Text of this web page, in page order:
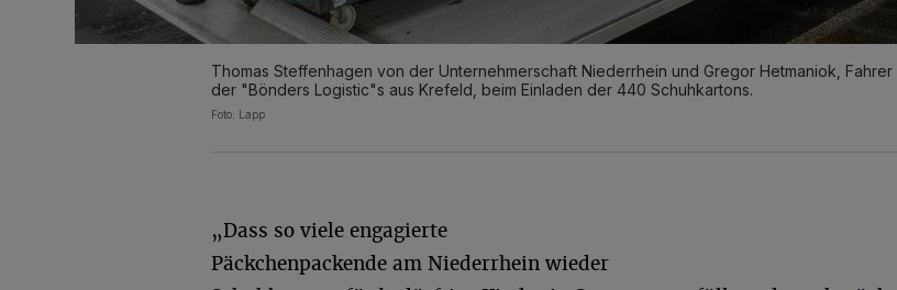
Thomas Steffenhagen von der Unternehmerschaft Niederrhein und Gregor Hetmaniok, Fahrer
der "Bönders Logistic"s aus Krefeld, beim Einladen der 440 Schuhkartons.
Foto: Lapp
„Dass so viele engagierte
Päckchenpackende am Niederrhein wieder